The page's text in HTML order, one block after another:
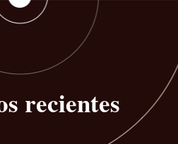
recientes